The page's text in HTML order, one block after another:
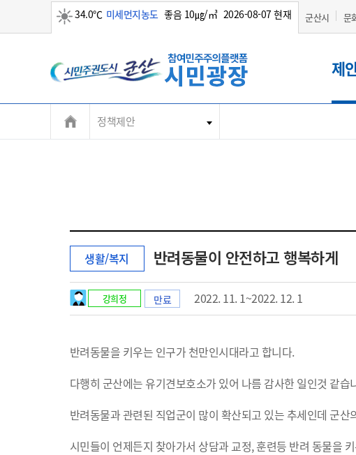
34.0℃ 미세먼지농도 좋음 10㎍/㎥ 2026-08-07 현재 군산시 문
제
정책제안
생활/복지 반려동물이 안전하고 행복하게
강희정 만료 2022. 11. 1~2022. 12. 1
반려동물을 키우는 인구가 천만인시대라고 합니다.
다행히 군산에는 유기견보호소가 있어 나름 감사한 일인것 같습
반려동물과 관련된 직업군이 많이 확산되고 있는 추세인데 군
시민들이 언제든지 찾아가서 상담과 교정, 훈련등 반려 동물을